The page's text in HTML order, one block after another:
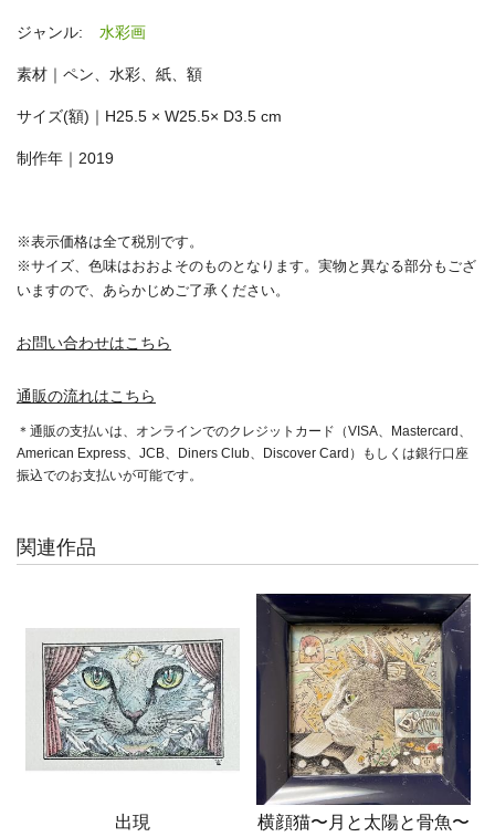
ジャンル: 水彩画
素材｜ペン、水彩、紙、額
サイズ(額)｜H25.5 × W25.5× D3.5 cm
制作年｜2019
※表示価格は全て税別です。
※サイズ、色味はおおよそのものとなります。実物と異なる部分もござ
いますので、あらかじめご了承ください。
お問い合わせはこちら
通販の流れはこちら
＊通販の支払いは、オンラインでのクレジットカード（VISA、Mastercard、
American Express、JCB、Diners Club、Discover Card）もしくは銀行口座
振込でのお支払いが可能です。
関連作品
出現 横顔猫〜月と太陽と骨魚〜